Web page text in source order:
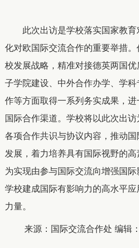
此次出访是学校落实国家教
化对欧国际交流合作的重要举措
校发展战略，精准对接德英两国
子学院建设、中外合作办学、学
作等方面取得一系列务实成果，
国际合作渠道。学校将以此次出
各项合作共识与协议内容，推动
发展，着力培养具有国际视野的高
为实现由参与国际交流向增强国
学校建成国际有影响力的高水平
力量。
来源：国际交流合作处 编辑